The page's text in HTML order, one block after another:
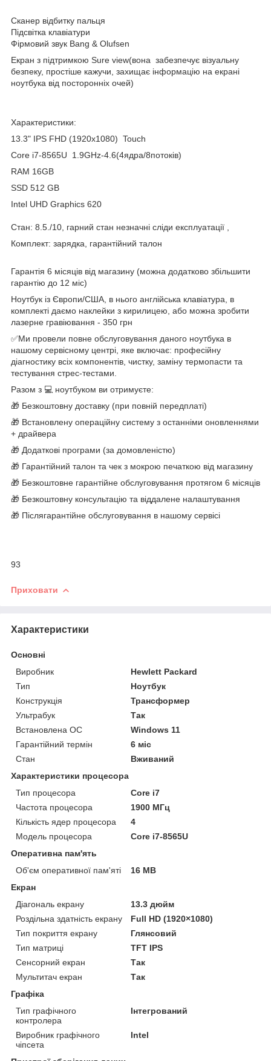
Сканер відбитку пальця
Підсвітка клавіатури
Фірмовий звук Bang & Olufsen
Екран з підтримкою Sure view(вона забезпечує візуальну
безпеку, простіше кажучи, захищає інформацію на екрані
ноутбука від посторонніх очей)
Характеристики:
13.3" IPS FHD (1920x1080) Touch
Core i7-8565U 1.9GHz-4.6(4ядра/8потоків)
RAM 16GB
SSD 512 GB
Intel UHD Graphics 620
Стан: 8.5./10, гарний стан незначні сліди експлуатації ,
Комплект: зарядка, гарантійний талон
Гарантія 6 місяців від магазину (можна додатково збільшити
гарантію до 12 міс)
Ноутбук із Європи/США, в нього англійська клавіатура, в
комплекті даємо наклейки з кирилицею, або можна зробити
лазерне гравіювання - 350 грн
✅Ми провели повне обслуговування даного ноутбука в
нашому сервісному центрі, яке включає: професійну
діагностику всіх компонентів, чистку, заміну термопасти та
тестування стрес-тестами.
Разом з 💻 ноутбуком ви отримуєте:
🎁 Безкоштовну доставку (при повній передплаті)
🎁 Встановлену операційну систему з останніми оновленнями
+ драйвера
🎁 Додаткові програми (за домовленістю)
🎁 Гарантійний талон та чек з мокрою печаткою від магазину
🎁 Безкоштовне гарантійне обслуговування протягом 6 місяців
🎁 Безкоштовну консультацію та віддалене налаштування
🎁 Післягарантійне обслуговування в нашому сервісі
93
Приховати
Характеристики
Основні
Виробник
Hewlett Packard
Тип
Ноутбук
Конструкція
Трансформер
Ультрабук
Так
Встановлена ОС
Windows 11
Гарантійний термін
6 міс
Стан
Вживаний
Характеристики процесора
Тип процесора
Core i7
Частота процесора
1900 МГц
Кількість ядер процесора
4
Модель процесора
Core i7-8565U
Оперативна пам'ять
Об'єм оперативної пам'яті
16 MB
Екран
Діагональ екрану
13.3 дюйм
Роздільна здатність екрану
Full HD (1920×1080)
Тип покриття екрану
Глянсовий
Тип матриці
TFT IPS
Сенсорний екран
Так
Мультитач екран
Так
Графіка
Тип графічного
контролера
Інтегрований
Виробник графічного
чіпсета
Intel